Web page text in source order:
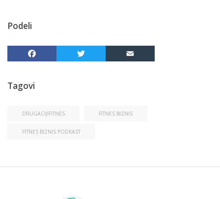
Podeli
FacebookTwitter Email
Tagovi
DRUGACIJIFITNES FITNES BIZNIS
FITNES BIZNIS PODKAST